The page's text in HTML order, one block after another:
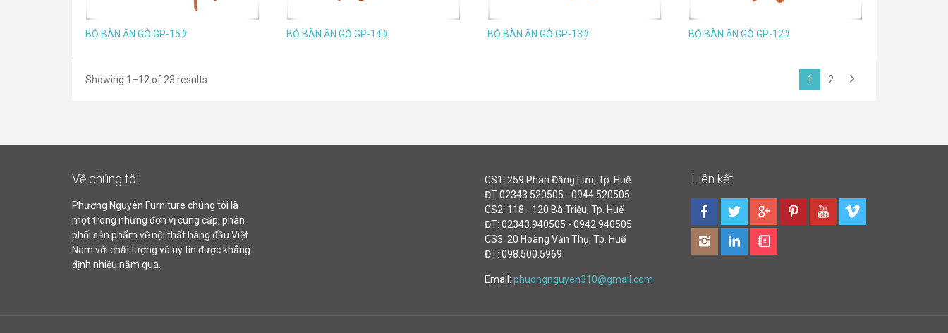
BỘ BÀN ĂN GỖ GP-15# BỘ BÀN ĂN GỖ GP-14# BỘ BÀN ĂN GỖ GP-13# BỘ BÀN ĂN GỖ GP-12#
Showing 1–12 of 23 results 1 2
Về chúng tôi
Phương Nguyên Furniture chúng tôi là
một trong những đơn vị cung cấp, phân
phối sản phẩm về nội thất hàng đầu Việt
Nam với chất lượng và uy tín được khẳng
định nhiều năm qua.
CS1: 259 Phan Đăng Lưu, Tp. Huế
ĐT 02343.520505 - 0944.520505
CS2: 118 - 120 Bà Triệu, Tp. Huế
ĐT: 02343.940505 - 0942.940505
CS3: 20 Hoàng Văn Thụ, Tp. Huế
ĐT: 098.500.5969
Email: phuongnguyen310@gmail.com
Liên kết